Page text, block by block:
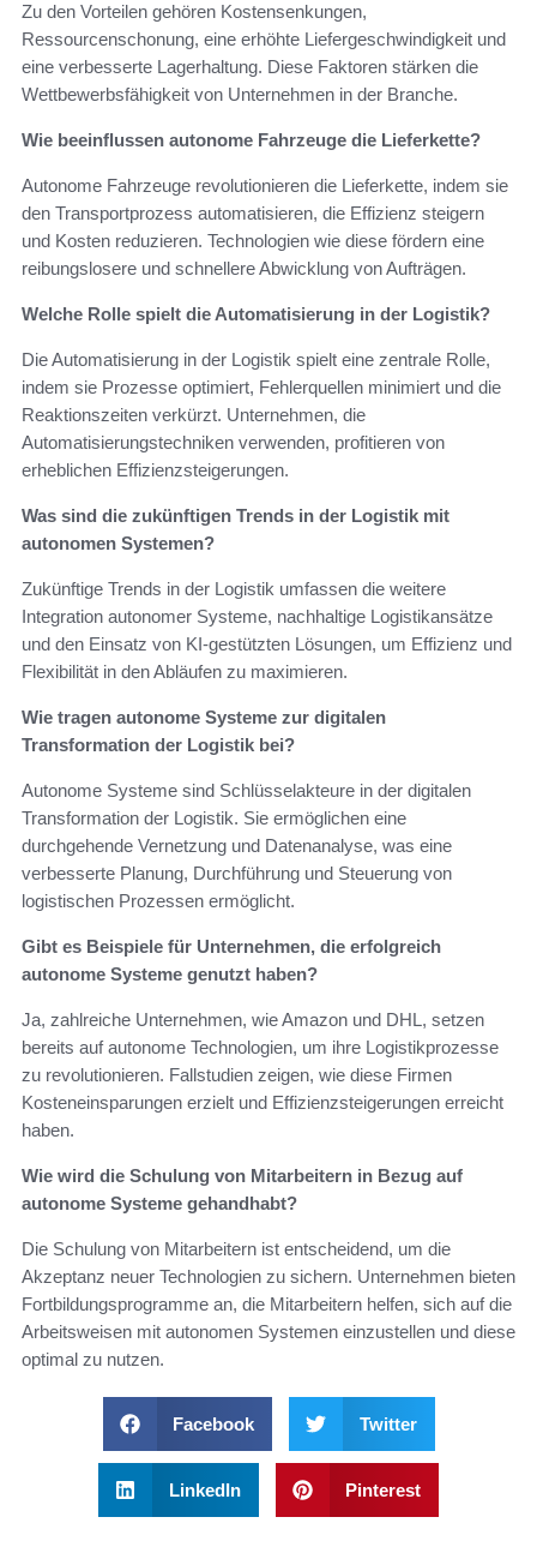
Zu den Vorteilen gehören Kostensenkungen,
Ressourcenschonung, eine erhöhte Liefergeschwindigkeit und
eine verbesserte Lagerhaltung. Diese Faktoren stärken die
Wettbewerbsfähigkeit von Unternehmen in der Branche.
Wie beeinflussen autonome Fahrzeuge die Lieferkette?
Autonome Fahrzeuge revolutionieren die Lieferkette, indem sie
den Transportprozess automatisieren, die Effizienz steigern
und Kosten reduzieren. Technologien wie diese fördern eine
reibungslosere und schnellere Abwicklung von Aufträgen.
Welche Rolle spielt die Automatisierung in der Logistik?
Die Automatisierung in der Logistik spielt eine zentrale Rolle,
indem sie Prozesse optimiert, Fehlerquellen minimiert und die
Reaktionszeiten verkürzt. Unternehmen, die
Automatisierungstechniken verwenden, profitieren von
erheblichen Effizienzsteigerungen.
Was sind die zukünftigen Trends in der Logistik mit
autonomen Systemen?
Zukünftige Trends in der Logistik umfassen die weitere
Integration autonomer Systeme, nachhaltige Logistikansätze
und den Einsatz von KI-gestützten Lösungen, um Effizienz und
Flexibilität in den Abläufen zu maximieren.
Wie tragen autonome Systeme zur digitalen
Transformation der Logistik bei?
Autonome Systeme sind Schlüsselakteure in der digitalen
Transformation der Logistik. Sie ermöglichen eine
durchgehende Vernetzung und Datenanalyse, was eine
verbesserte Planung, Durchführung und Steuerung von
logistischen Prozessen ermöglicht.
Gibt es Beispiele für Unternehmen, die erfolgreich
autonome Systeme genutzt haben?
Ja, zahlreiche Unternehmen, wie Amazon und DHL, setzen
bereits auf autonome Technologien, um ihre Logistikprozesse
zu revolutionieren. Fallstudien zeigen, wie diese Firmen
Kosteneinsparungen erzielt und Effizienzsteigerungen erreicht
haben.
Wie wird die Schulung von Mitarbeitern in Bezug auf
autonome Systeme gehandhabt?
Die Schulung von Mitarbeitern ist entscheidend, um die
Akzeptanz neuer Technologien zu sichern. Unternehmen bieten
Fortbildungsprogramme an, die Mitarbeitern helfen, sich auf die
Arbeitsweisen mit autonomen Systemen einzustellen und diese
optimal zu nutzen.
Facebook Twitter
LinkedIn Pinterest